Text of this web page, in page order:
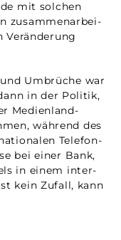
mit sol­chen
zusam­men­ar­bei­
Umbrü­che war
in der Poli­tik,
Medi­en­land­
wäh­rend des
Tele­fon­
bei einer Bank,
in einem inter­
kein Zufall, kann